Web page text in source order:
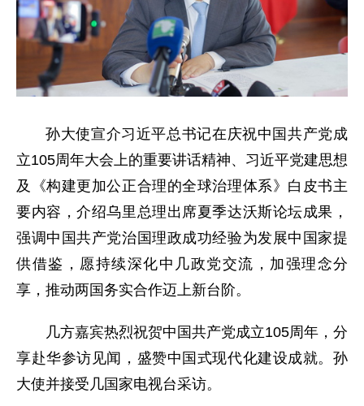
孙大使宣介习近平总书记在庆祝中国共产党成
立105周年大会上的重要讲话精神、习近平党建思想
及《构建更加公正合理的全球治理体系》白皮书主
要内容，介绍乌里总理出席夏季达沃斯论坛成果，
强调中国共产党治国理政成功经验为发展中国家提
供借鉴，愿持续深化中几政党交流，加强理念分
享，推动两国务实合作迈上新台阶。
几方嘉宾热烈祝贺中国共产党成立105周年，分
享赴华参访见闻，盛赞中国式现代化建设成就。孙
大使并接受几国家电视台采访。